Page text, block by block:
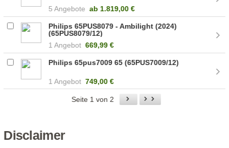
5 Angebote ab 1.819,00 €
Philips 65PUS8079 - Ambilight (2024)
(65PUS8079/12)
1 Angebot 669,99 €
Philips 65pus7009 65 (65PUS7009/12)
1 Angebot 749,00 €
Seite 1 von 2
Disclaimer